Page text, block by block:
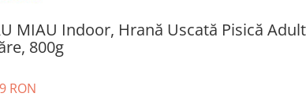
MIAU Indoor, Hrană Uscată Pisică
800g
RON